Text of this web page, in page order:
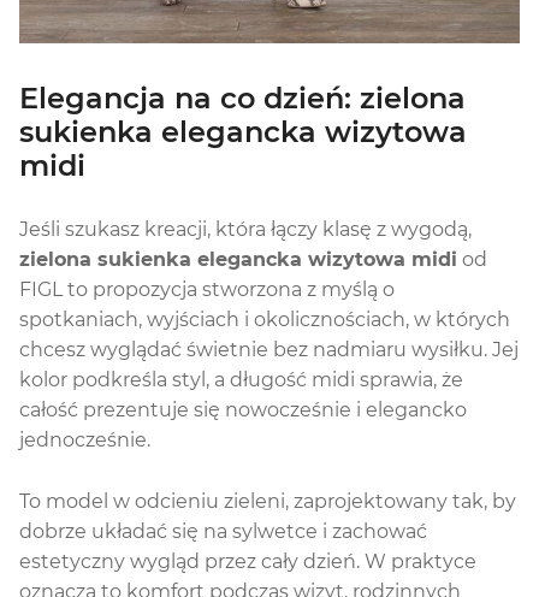
Elegancja na co dzień: zielona
sukienka elegancka wizytowa
midi
Jeśli szukasz kreacji, która łączy klasę z wygodą,
zielona sukienka elegancka wizytowa midi od
FIGL to propozycja stworzona z myślą o
spotkaniach, wyjściach i okolicznościach, w których
chcesz wyglądać świetnie bez nadmiaru wysiłku. Jej
kolor podkreśla styl, a długość midi sprawia, że
całość prezentuje się nowocześnie i elegancko
jednocześnie.
To model w odcieniu zieleni, zaprojektowany tak, by
dobrze układać się na sylwetce i zachować
estetyczny wygląd przez cały dzień. W praktyce
oznacza to komfort podczas wizyt, rodzinnych